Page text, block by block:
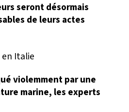
seront désormais
de leurs actes
violemment par une
marine, les experts